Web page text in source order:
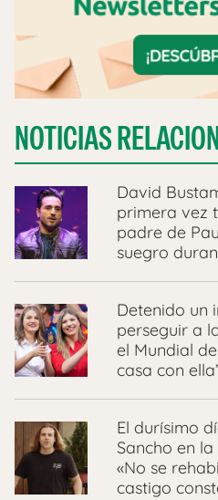
NOTICIAS
David
primera vez
padre de
suegro
Detenido un
perseguir a
el Mundial
casa con
El durísimo
Sancho en
«No se
castigo